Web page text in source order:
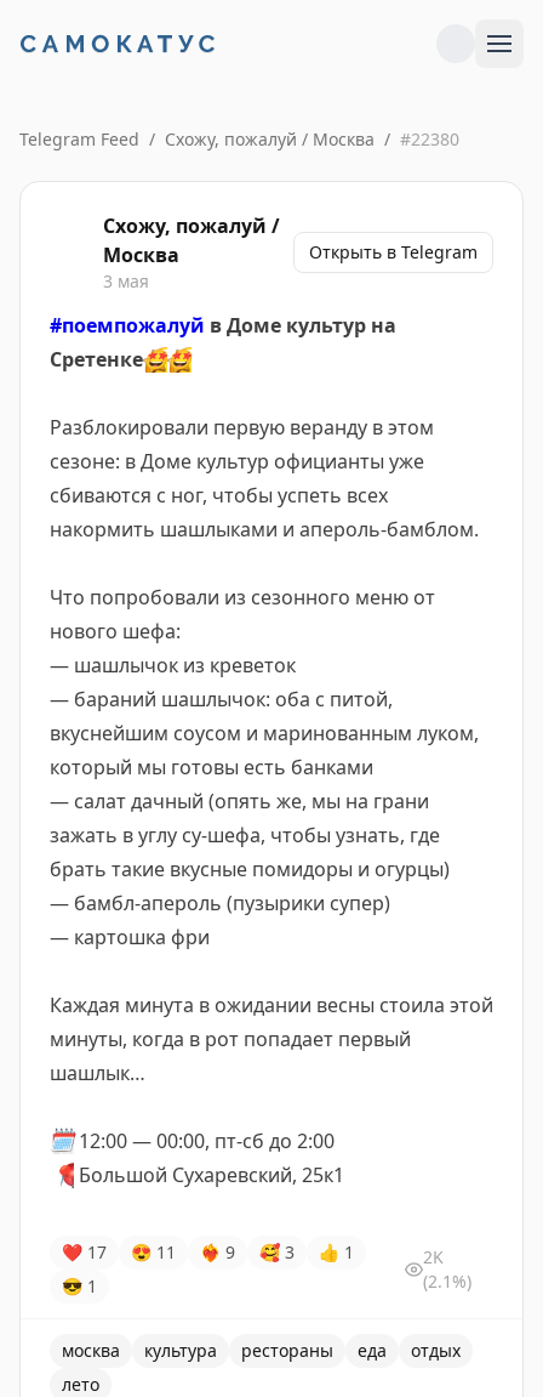
Telegram Feed / Схожу, пожалуй / Москва / #22380
Схожу, пожалуй /
Москва
3 мая
Открыть в Telegram
#поемпожалуй в Доме культур на
Сретенке🤩🤩
Разблокировали первую веранду в этом
сезоне: в Доме культур официанты уже
сбиваются с ног, чтобы успеть всех
накормить шашлыками и апероль-бамблом.
Что попробовали из сезонного меню от
нового шефа:
— шашлычок из креветок
— бараний шашлычок: оба с питой,
вкуснейшим соусом и маринованным луком,
который мы готовы есть банками
— салат дачный (опять же, мы на грани
зажать в углу су-шефа, чтобы узнать, где
брать такие вкусные помидоры и огурцы)
— бамбл-апероль (пузырики супер)
— картошка фри
Каждая минута в ожидании весны стоила этой
минуты, когда в рот попадает первый
шашлык…
🗓️12:00 — 00:00, пт-сб до 2:00
📍 Большой Сухаревский, 25к1
❤ 17 😍 11 ❤‍🔥 9 🥰 3 👍 1
😎 1
2K
(2.1%)
москва культура рестораны еда
отдых
лето